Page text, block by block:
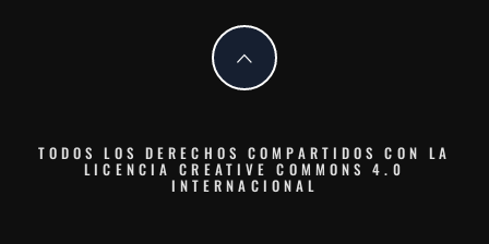
TODOS LOS DERECHOS COMPARTIDOS CON LA
LICENCIA CREATIVE COMMONS 4.0
INTERNACIONAL